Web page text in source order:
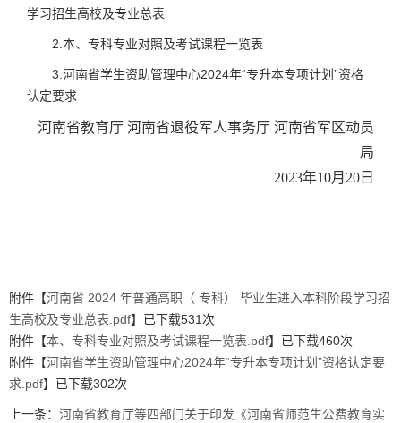
学习招生高校及专业总表
2.本、专科专业对照及考试课程一览表
3.河南省学生资助管理中心2024年“专升本专项计划”资格
认定要求
河南省教育厅 河南省退役军人事务厅 河南省军区动员
局
2023年10月20日
附件【河南省 2024 年普通高职（ 专科） 毕业生进入本科阶段学习招
生高校及专业总表.pdf】已下载531 次
附件【本、专科专业对照及考试课程一览表.pdf】已下载460次
附件【河南省学生资助管理中心2024年“专升本专项计划”资格认定要
求.pdf】已下载302次
上一条： 河南省教育厅等四部门关于印发《河南省师范生公费教育实